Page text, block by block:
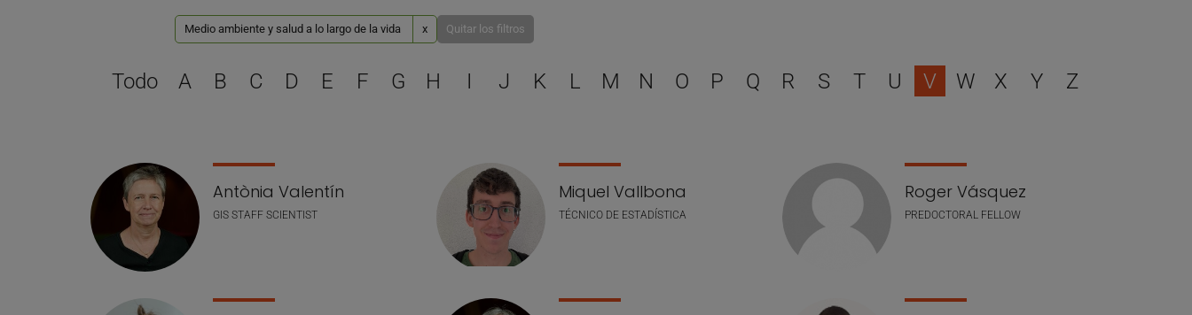
Medio ambiente y salud a lo largo de la vida x Quitar los filtros
Selecciona una letra para filtrar
Todo A B C D E F G H I J K L M N O P Q R S T U V W X Y Z
Lista de personal
Antònia Valentín
GIS STAFF SCIENTIST
Miquel Vallbona
TÉCNICO DE ESTADÍSTICA
Roger Vásquez
PREDOCTORAL FELLOW